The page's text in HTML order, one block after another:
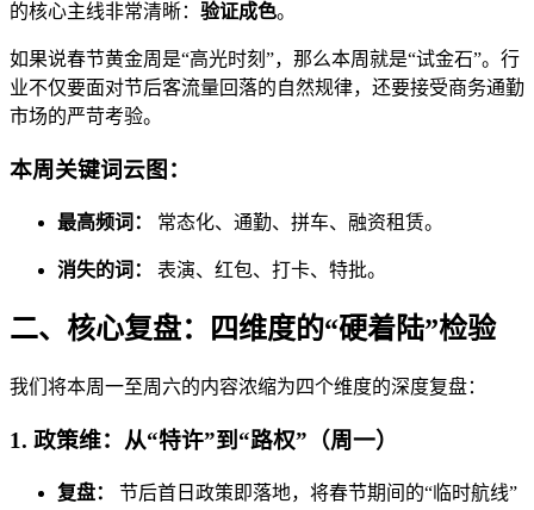
的核心主线非常清晰： 验证成色。
如果说春节黄金周是“高光时刻”，那么本周就是“试金石”。行
业不仅要面对节后客流量回落的自然规律，还要接受商务通勤
市场的严苛考验。
本周关键词云图：
最高频词： 常态化、通勤、拼车、融资租赁。
消失的词： 表演、红包、打卡、特批。
二、核心复盘：四维度的“硬着陆”检验
我们将本周一至周六的内容浓缩为四个维度的深度复盘：
1. 政策维：从“特许”到“路权”（周一）
复盘：
节后首日政策即落地，将春节期间的“临时航线”